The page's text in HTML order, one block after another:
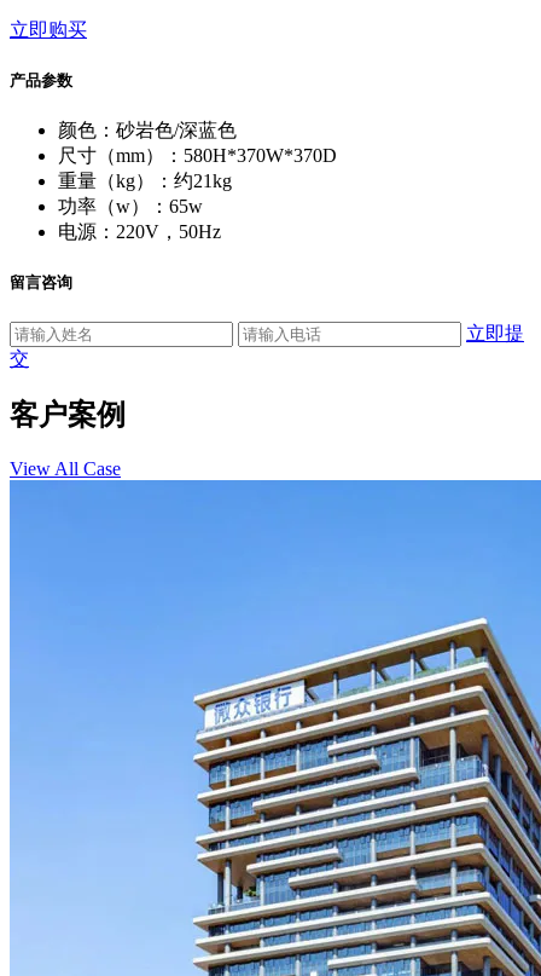
立即购买
产品参数
颜色：砂岩色/深蓝色
尺寸（mm）：580H*370W*370D
重量（kg）：约21kg
功率（w）：65w
电源：220V，50Hz
留言咨询
立即提
交
客户案例
View All Case